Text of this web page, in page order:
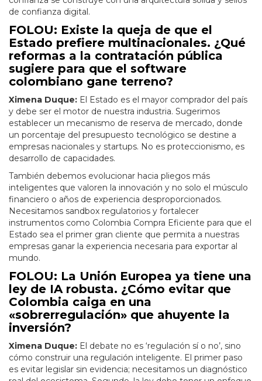
de confianza digital.
FOLOU: Existe la queja de que el
Estado prefiere multinacionales. ¿Qué
reformas a la contratación pública
sugiere para que el software
colombiano gane terreno?
Ximena Duque: El Estado es el mayor comprador del país
y debe ser el motor de nuestra industria. Sugerimos
establecer un mecanismo de reserva de mercado, donde
un porcentaje del presupuesto tecnológico se destine a
empresas nacionales y startups. No es proteccionismo, es
desarrollo de capacidades.
También debemos evolucionar hacia pliegos más
inteligentes que valoren la innovación y no solo el músculo
financiero o años de experiencia desproporcionados.
Necesitamos sandbox regulatorios y fortalecer
instrumentos como Colombia Compra Eficiente para que el
Estado sea el primer gran cliente que permita a nuestras
empresas ganar la experiencia necesaria para exportar al
mundo.
FOLOU: La Unión Europea ya tiene una
ley de IA robusta. ¿Cómo evitar que
Colombia caiga en una
«sobrerregulación» que ahuyente la
inversión?
Ximena Duque: El debate no es ‘regulación sí o no’, sino
cómo construir una regulación inteligente. El primer paso
es evitar legislar sin evidencia; necesitamos un diagnóstico